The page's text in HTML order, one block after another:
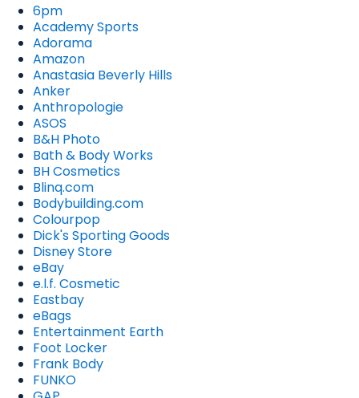
6pm
Academy Sports
Adorama
Amazon
Anastasia Beverly Hills
Anker
Anthropologie
ASOS
B&H Photo
Bath & Body Works
BH Cosmetics
Blinq.com
Bodybuilding.com
Colourpop
Dick's Sporting Goods
Disney Store
eBay
e.l.f. Cosmetic
Eastbay
eBags
Entertainment Earth
Foot Locker
Frank Body
FUNKO